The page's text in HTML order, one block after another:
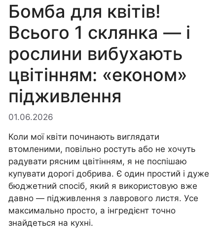
Бомба для квітів!
Всього 1 склянка — і
рослини вибухають
цвітінням: «економ»
підживлення
01.06.2026
Коли мої квіти починають виглядати
втомленими, повільно ростуть або не хочуть
радувати рясним цвітінням, я не поспішаю
купувати дорогі добрива. Є один простий і дуже
бюджетний спосіб, який я використовую вже
давно — підживлення з лаврового листя. Усе
максимально просто, а інгредієнт точно
знайдеться на кухні.